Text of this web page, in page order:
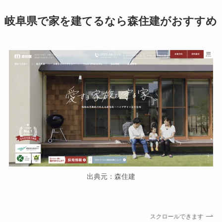
岐阜県で家を建てるなら森住建がおすすめ
出典元：森住建
スクロールできます